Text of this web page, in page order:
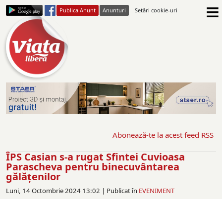
Publica Anunt Anunturi Setări cookie-uri ≡
Abonează-te la acest feed RSS
ÎPS Casian s-a rugat Sfintei Cuvioasa
Parascheva pentru binecuvântarea
gălățenilor
Luni, 14 Octombrie 2024 13:02 | Publicat în EVENIMENT